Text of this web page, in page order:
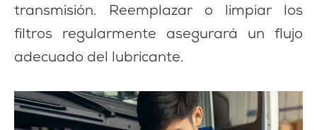
transmisión. Reemplazar o limpiar los
filtros regularmente asegurará un flujo
adecuado del lubricante.